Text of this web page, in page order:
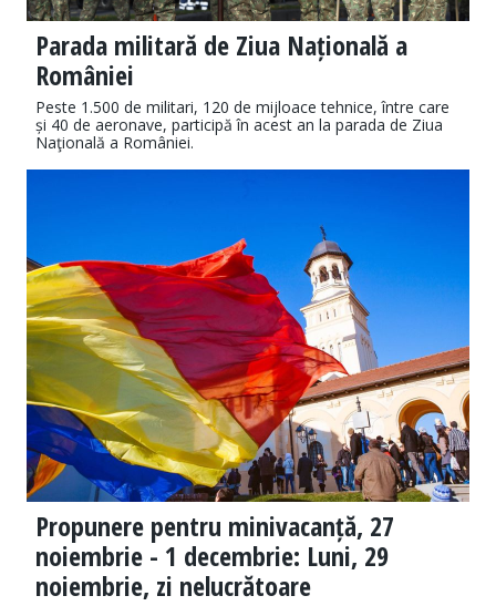
Parada militară de Ziua Națională a
României
Peste 1.500 de militari, 120 de mijloace tehnice, între care
și 40 de aeronave, participă în acest an la parada de Ziua
Naţională a României.
Propunere pentru minivacanță, 27
noiembrie - 1 decembrie: Luni, 29
noiembrie, zi nelucrătoare